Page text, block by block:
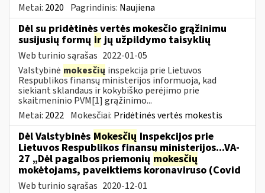
Metai: 2020 Pagrindinis: Naujiena
Dėl su pridėtinės vertės mokesčio grąžinimu
susijusių formų irjų užpildymo taisyklių
Web turinio sąrašas 2022-01-05
Valstybinė mokesčių inspekcija prie Lietuvos
Respublikos finansų ministerijos informuoja, kad
siekiant sklandaus ir kokybiško perėjimo prie
skaitmeninio PVM[1] grąžinimo...
Metai: 2022 Mokesčiai: Pridėtinės vertės mokestis
Dėl Valstybinės Mokesčių Inspekcijos prie
Lietuvos Respublikos finansų ministerijos...VA-
27 „Dėl pagalbos priemonių mokesčių
mokėtojams, paveiktiems koronaviruso (Covid
Web turinio sąrašas 2020-12-01